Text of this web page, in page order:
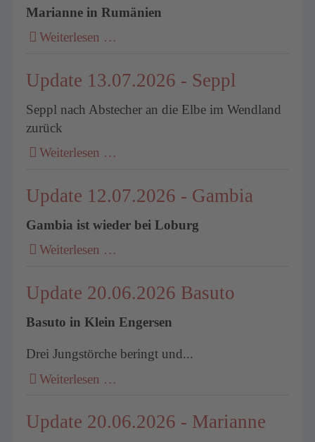
Marianne in Rumänien
Weiterlesen …
Update 13.07.2026 - Seppl
Seppl nach Abstecher an die Elbe im Wendland
zurück
Weiterlesen …
Update 12.07.2026 - Gambia
Gambia ist wieder bei Loburg
Weiterlesen …
Update 20.06.2026 Basuto
Basuto in Klein Engersen
Drei Jungstörche beringt und...
Weiterlesen …
Update 20.06.2026 - Marianne